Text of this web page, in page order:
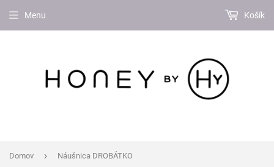
Menu Košík
Domov › Náušnica DROBÁTKO